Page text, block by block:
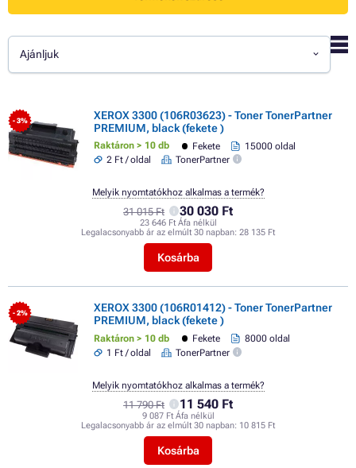
Ajánljuk
- 3%
XEROX 3300 (106R03623) - Toner TonerPartner
PREMIUM, black (fekete )
Raktáron > 10 db Fekete
15000 oldal
2 Ft / oldal
TonerPartner
31 015 Ft 30 030 Ft
23 646 Ft Áfa nélkül
Legalacsonyabb ár az elmúlt 30 napban: 28 135 Ft
Kosárba
Melyik nyomtatókhoz alkalmas a termék?
- 2%
XEROX 3300 (106R01412) - Toner TonerPartner
PREMIUM, black (fekete )
Raktáron > 10 db Fekete
8000 oldal
1 Ft / oldal
TonerPartner
11 790 Ft 11 540 Ft
9 087 Ft Áfa nélkül
Legalacsonyabb ár az elmúlt 30 napban: 10 815 Ft
Kosárba
Melyik nyomtatókhoz alkalmas a termék?